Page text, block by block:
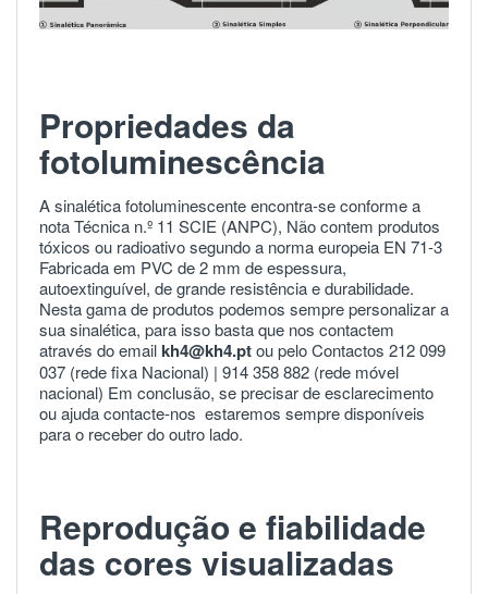
Propriedades da
fotoluminescência
A sinalética fotoluminescente encontra-se conforme a
nota Técnica n.º 11 SCIE (ANPC), Não contem produtos
tóxicos ou radioativo segundo a norma europeia EN 71-3
Fabricada em PVC de 2 mm de espessura,
autoextinguível, de grande resistência e durabilidade.
Nesta gama de produtos podemos sempre personalizar a
sua sinalética, para isso basta que nos contactem
através do emailkh4@kh4.ptou pelo Contactos 212 099
037 (rede fixa Nacional) | 914 358 882 (rede móvel
nacional) Em conclusão, se precisar de esclarecimento
ou ajudacontacte-nos estaremos sempre disponíveis
para o receber do outro lado.
Reprodução e fiabilidade
das cores visualizadas